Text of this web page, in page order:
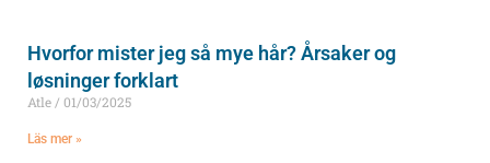
Hvorfor mister jeg så mye hår? Årsaker og
løsninger forklart
Atle 01/03/2025
Läs mer »